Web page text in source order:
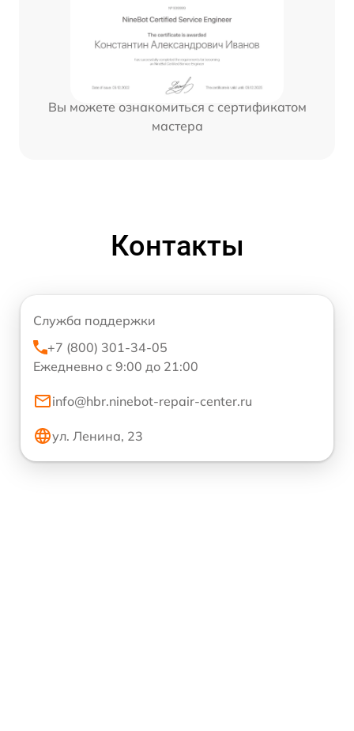
Вы можете ознакомиться с сертификатом
мастера
Контакты
Служба поддержки
+7 (800) 301-34-05
Ежедневно с 9:00 до 21:00
info@hbr.ninebot-repair-center.ru
ул. Ленина, 23